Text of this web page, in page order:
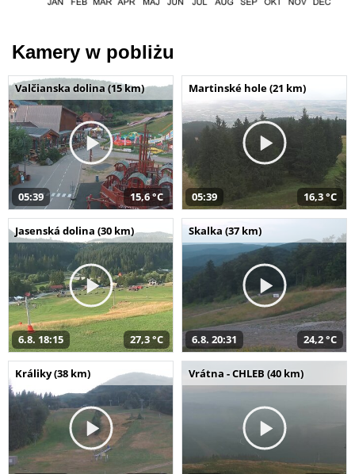
Kamery w pobliżu
Valčianska dolina (15 km)
05:39 15,6 °C
Martinské hole (21 km)
05:39 16,3 °C
Jasenská dolina (30 km)
6.8. 18:15 27,3 °C
Skalka (37 km)
6.8. 20:31 24,2 °C
Králiky (38 km) Vrátna - CHLEB (40 km)